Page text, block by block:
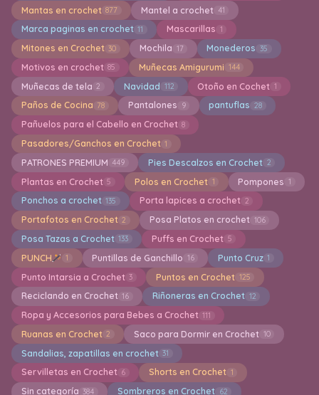
Mantas en crochet 877 Mantel a crochet 41
Marca paginas en crochet 11 Mascarillas 1
Mitones en Crochet 30 Mochila 17 Monederos 35
Motivos en crochet 85 Muñecas Amigurumi 144
Muñecas de tela 2 Navidad 112 Otoño en Cochet 1
Paños de Cocina 78 Pantalones 9 pantuflas 28
Pañuelos para el Cabello en Crochet 8
Pasadores/Ganchos en Crochet 1
PATRONES PREMIUM 449 Pies Descalzos en Crochet 2
Plantas en Crochet 5 Polos en Crochet 1 Pompones 1
Ponchos a crochet 135 Porta lapices a crochet 2
Portafotos en Crochet 2 Posa Platos en crochet 106
Posa Tazas a Crochet 133 Puffs en Crochet 5
PUNCH 1 Puntillas de Ganchillo 16 Punto Cruz 1
Punto Intarsia a Crochet 3 Puntos en Crochet 125
Reciclando en Crochet 16 Riñoneras en Crochet 12
Ropa y Accesorios para Bebes a Crochet 111
Ruanas en Crochet 2 Saco para Dormir en Crochet 10
Sandalias, zapatillas en crochet 31
Servilletas en Crochet 6 Shorts en Crochet 1
Sin categoría 384 Sombreros en Crochet 62